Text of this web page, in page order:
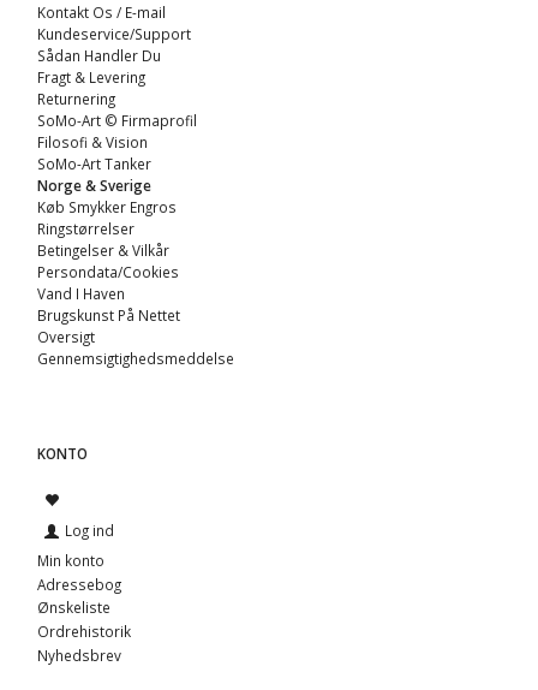
Kontakt Os / E-mail
Kundeservice/Support
Sådan Handler Du
Fragt & Levering
Returnering
SoMo-Art © Firmaprofil
Filosofi & Vision
SoMo-Art Tanker
Norge & Sverige
Køb Smykker Engros
Ringstørrelser
Betingelser & Vilkår
Persondata/Cookies
Vand I Haven
Brugskunst På Nettet
Oversigt
Gennemsigtighedsmeddelse
KONTO
Log ind
Min konto
Adressebog
Ønskeliste
Ordrehistorik
Nyhedsbrev